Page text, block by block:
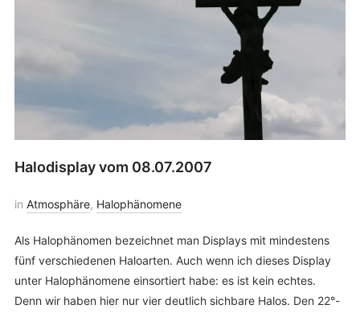
Halodisplay vom 08.07.2007
in Atmosphäre, Halophänomene
Als Halophänomen bezeichnet man Displays mit mindestens
fünf verschiedenen Haloarten. Auch wenn ich dieses Display
unter Halophänomene einsortiert habe: es ist kein echtes.
Denn wir haben hier nur vier deutlich sichbare Halos. Den 22°-